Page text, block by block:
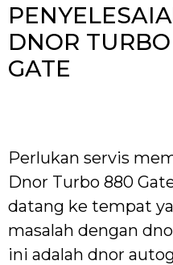
DNOR
GATE
Perlukan servis
Dnor Turbo 880
datang ke tempat
masalah dengan
ini adalah dnor